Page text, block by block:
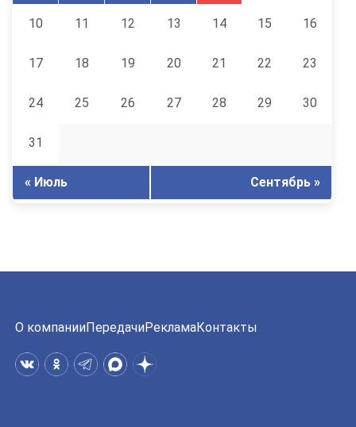
10 11 12 13 14 15 16
17 18 19 20 21 22 23
24 25 26 27 28 29 30
31
« Июль Сентябрь »
О компанииПередачиРекламаКонтакты